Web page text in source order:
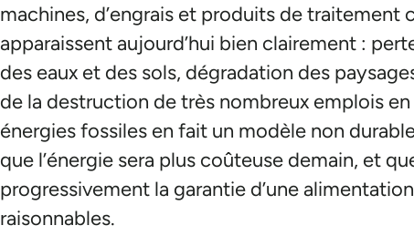
machines, d’engrais et produits de traitement
apparaissent aujourd’hui bien clairement :
des eaux et des sols, dégradation des
de la destruction de très nombreux emplois en
énergies fossiles en fait un modèle non
que l’énergie sera plus coûteuse demain, et
progressivement la garantie d’une
raisonnables.